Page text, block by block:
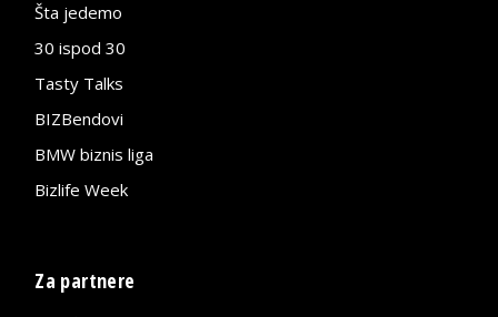
Šta jedemo
30 ispod 30
Tasty Talks
BIZBendovi
BMW biznis liga
Bizlife Week
Za partnere